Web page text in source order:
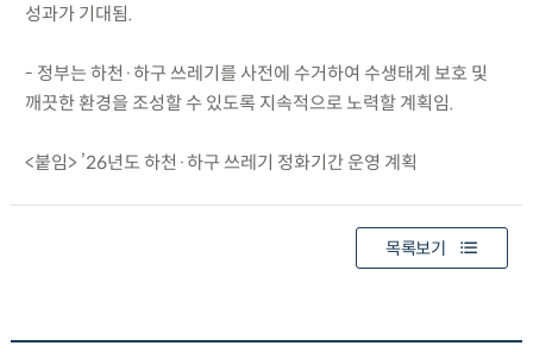
성과가 기대됨.
- 정부는 하천·하구 쓰레기를 사전에 수거하여 수생태계 보호 및
깨끗한 환경을 조성할 수 있도록 지속적으로 노력할 계획임.
<붙임> ’26년도 하천·하구 쓰레기 정화기간 운영 계획
목록보기